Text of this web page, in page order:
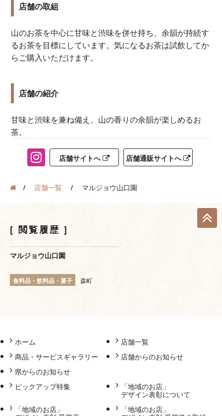
店舗の取組
山のお茶を中心に甘味と渋味を併せ持ち、余韻が持続す
るお茶を目標にしています。気になるお茶は試飲してか
らご購入いただけます。
店舗の紹介
甘味と渋味を兼ね備え、山の香りの余韻が楽しめるお
茶。
店舗サイトへ 店舗通販サイトへ
店舗一覧 マルジョウ山口園
閲覧履歴
マルジョウ山口園
食料品・飲料品・菓子 森町
ホーム
店舗一覧
商品・サービスギャラリー
店舗からのお知らせ
県からのお知らせ
ピックアップ特集
「地域のお店」
デザイン表彰について
「地域のお店」
「地域のお店」